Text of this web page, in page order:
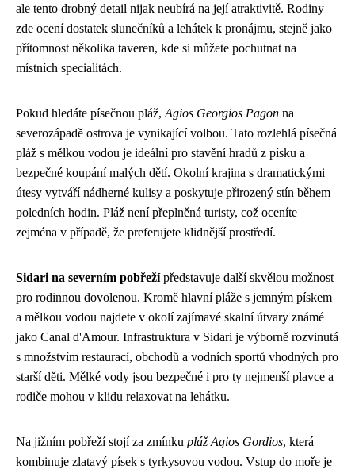
ale tento drobný detail nijak neubírá na její atraktivitě. Rodiny
zde ocení dostatek slunečníků a lehátek k pronájmu, stejně jako
přítomnost několika taveren, kde si můžete pochutnat na
místních specialitách.
Pokud hledáte písečnou pláž, Agios Georgios Pagon na
severozápadě ostrova je vynikající volbou. Tato rozlehlá písečná
pláž s mělkou vodou je ideální pro stavění hradů z písku a
bezpečné koupání malých dětí. Okolní krajina s dramatickými
útesy vytváří nádherné kulisy a poskytuje přirozený stín během
poledních hodin. Pláž není přeplněná turisty, což oceníte
zejména v případě, že preferujete klidnější prostředí.
Sidari na severním pobřežípředstavuje další skvělou možnost
pro rodinnou dovolenou. Kromě hlavní pláže s jemným pískem
a mělkou vodou najdete v okolí zajímavé skalní útvary známé
jako Canal d'Amour. Infrastruktura v Sidari je výborně rozvinutá
s množstvím restaurací, obchodů a vodních sportů vhodných pro
starší děti. Mělké vody jsou bezpečné i pro ty nejmenší plavce a
rodiče mohou v klidu relaxovat na lehátku.
Na jižním pobřeží stojí za zmínku pláž Agios Gordios, která
kombinuje zlatavý písek s tyrkysovou vodou. Vstup do moře je